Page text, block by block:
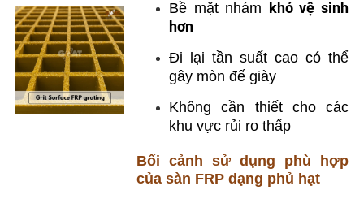
Bề mặt nhám khó vệ sinh
hơn
Đi lại tần suất cao có thể
gây mòn đế giày
Không cần thiết cho các
khu vực rủi ro thấp
Bối cảnh sử dụng phù hợp
của sàn FRP dạng phủ hạt